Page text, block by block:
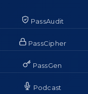
PassAudit
PassCipher
PassGen
Podcast